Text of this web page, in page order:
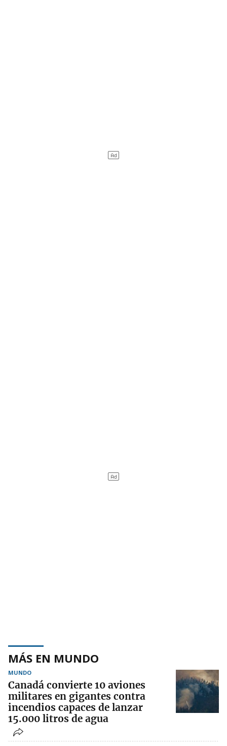
MÁS EN MUNDO
MUNDO
Canadá convierte 10 aviones
militares en gigantes contra
incendios capaces de lanzar
15.000 litros de agua